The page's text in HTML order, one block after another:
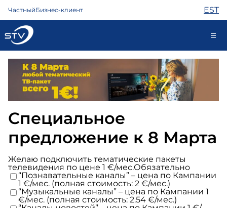
ЧастныйБизнес-клиент EST
kontakt@stv.ee
Самообслуживание
ТВ
Охрана
Помощь
Магазин
Контакты
Специальное
предложение к 8 Марта
Желаю подключить тематические пакеты
телевидения по цене 1 €/мес.Обязательно
“Познавательные каналы” – цена по Кампании
1 €/мес. (полная стоимость: 2 €/мес.)
“Музыкальные каналы” – цена по Кампании 1
€/мес. (полная стоимость: 2.54 €/мес.)